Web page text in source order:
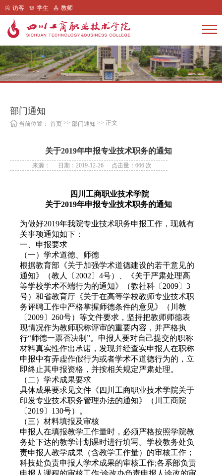
访客 学生 教师
部门通知
当前位置： 首页 >> 部门通知 >> 正文
关于2019年申报专业技术职务的通知
来源： 日期：2019-12-26 点击量： 666 次
四川工商职业技术学院
关于2019年申报专业技术职务的通知
为做好2019年我院专业技术职务申报工作，现就有
关事项通知如下：
一、申报要求
（一）学术道德、师德
根据教育部《关于加强学术道德建设的若干意见的
通知》（教人〔2002〕4号）、《关于严肃处理高
等学校学术不端行为的通知》（教社科〔2009〕3
号）和省教育厅《关于在高等学校教师专业技术职
务评聘工作中严格掌握师德条件的意见》（川教
〔2009〕260号）等文件要求，坚持把教师师德表
现情况作为教师职称评审的重要内容，并严格执
行“师德一票否决制”。申报人要对自己提交的职称
材料真实性作出承诺，发现并经查实申报人在职称
申报中有弄虚作假行为或者学术不道德行为的，立
即终止其申报资格，并按相关规定严肃处理。
（二）学术成果要求
具体成果要求见文件《四川工商职业技术学院关于
印发专业技术职务管理办法的通知》（川工商院
〔2019〕130号）。
（三）材料填报及审核
申报人在填报教学工作量时，必须严格按照学院教
务处下达的教学计划课时进行填写。学校教务处负
责申报人教学成果（含教学工作量）的审核工作；
科技处负责申报人学术成果的审核工作;各系部负责
申报人课程的审核工作;诊改办负责申报人诊改的审